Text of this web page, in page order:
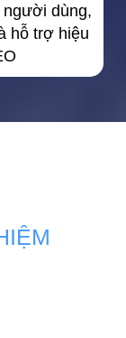
người dùng,
hỗ trợ hiệu